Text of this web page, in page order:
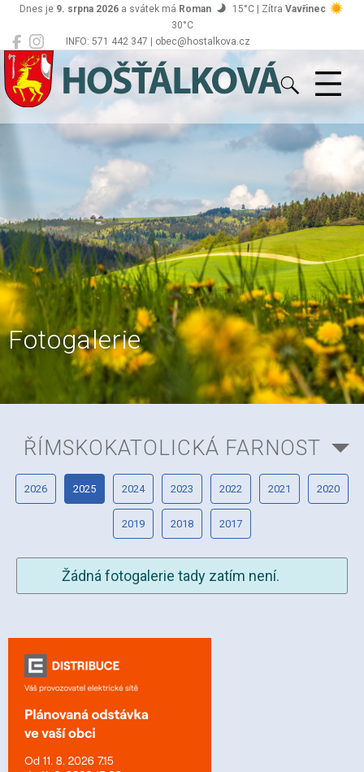
INFO: 571 442 347 | obec@hostalkova.cz
Dnes je 9. srpna 2026 a svátek má Roman 15°C | Zítra Vavřinec
30°C
Hošťálková
Fotogalerie
ŘÍMSKOKATOLICKÁ FARNOST
2026 2025 2024 2023 2022 2021 2020
2019 2018 2017
Žádná fotogalerie tady zatím není.